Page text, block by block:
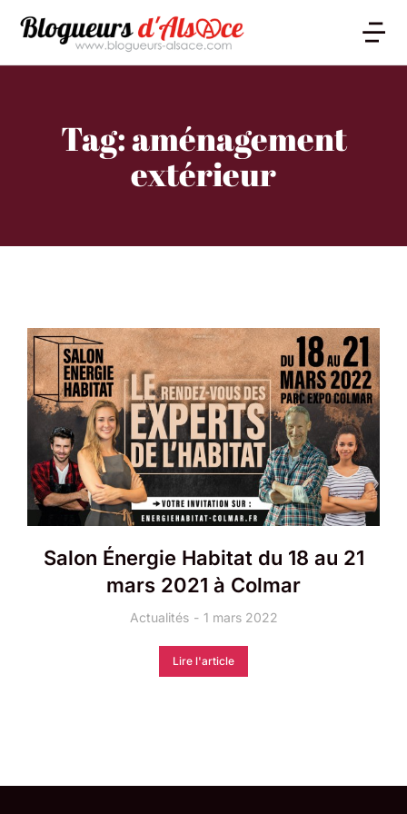
Tag: aménagement
extérieur
Salon Énergie Habitat du 18 au 21
mars 2021 à Colmar
Actualités 1 mars 2022
Lire l'article